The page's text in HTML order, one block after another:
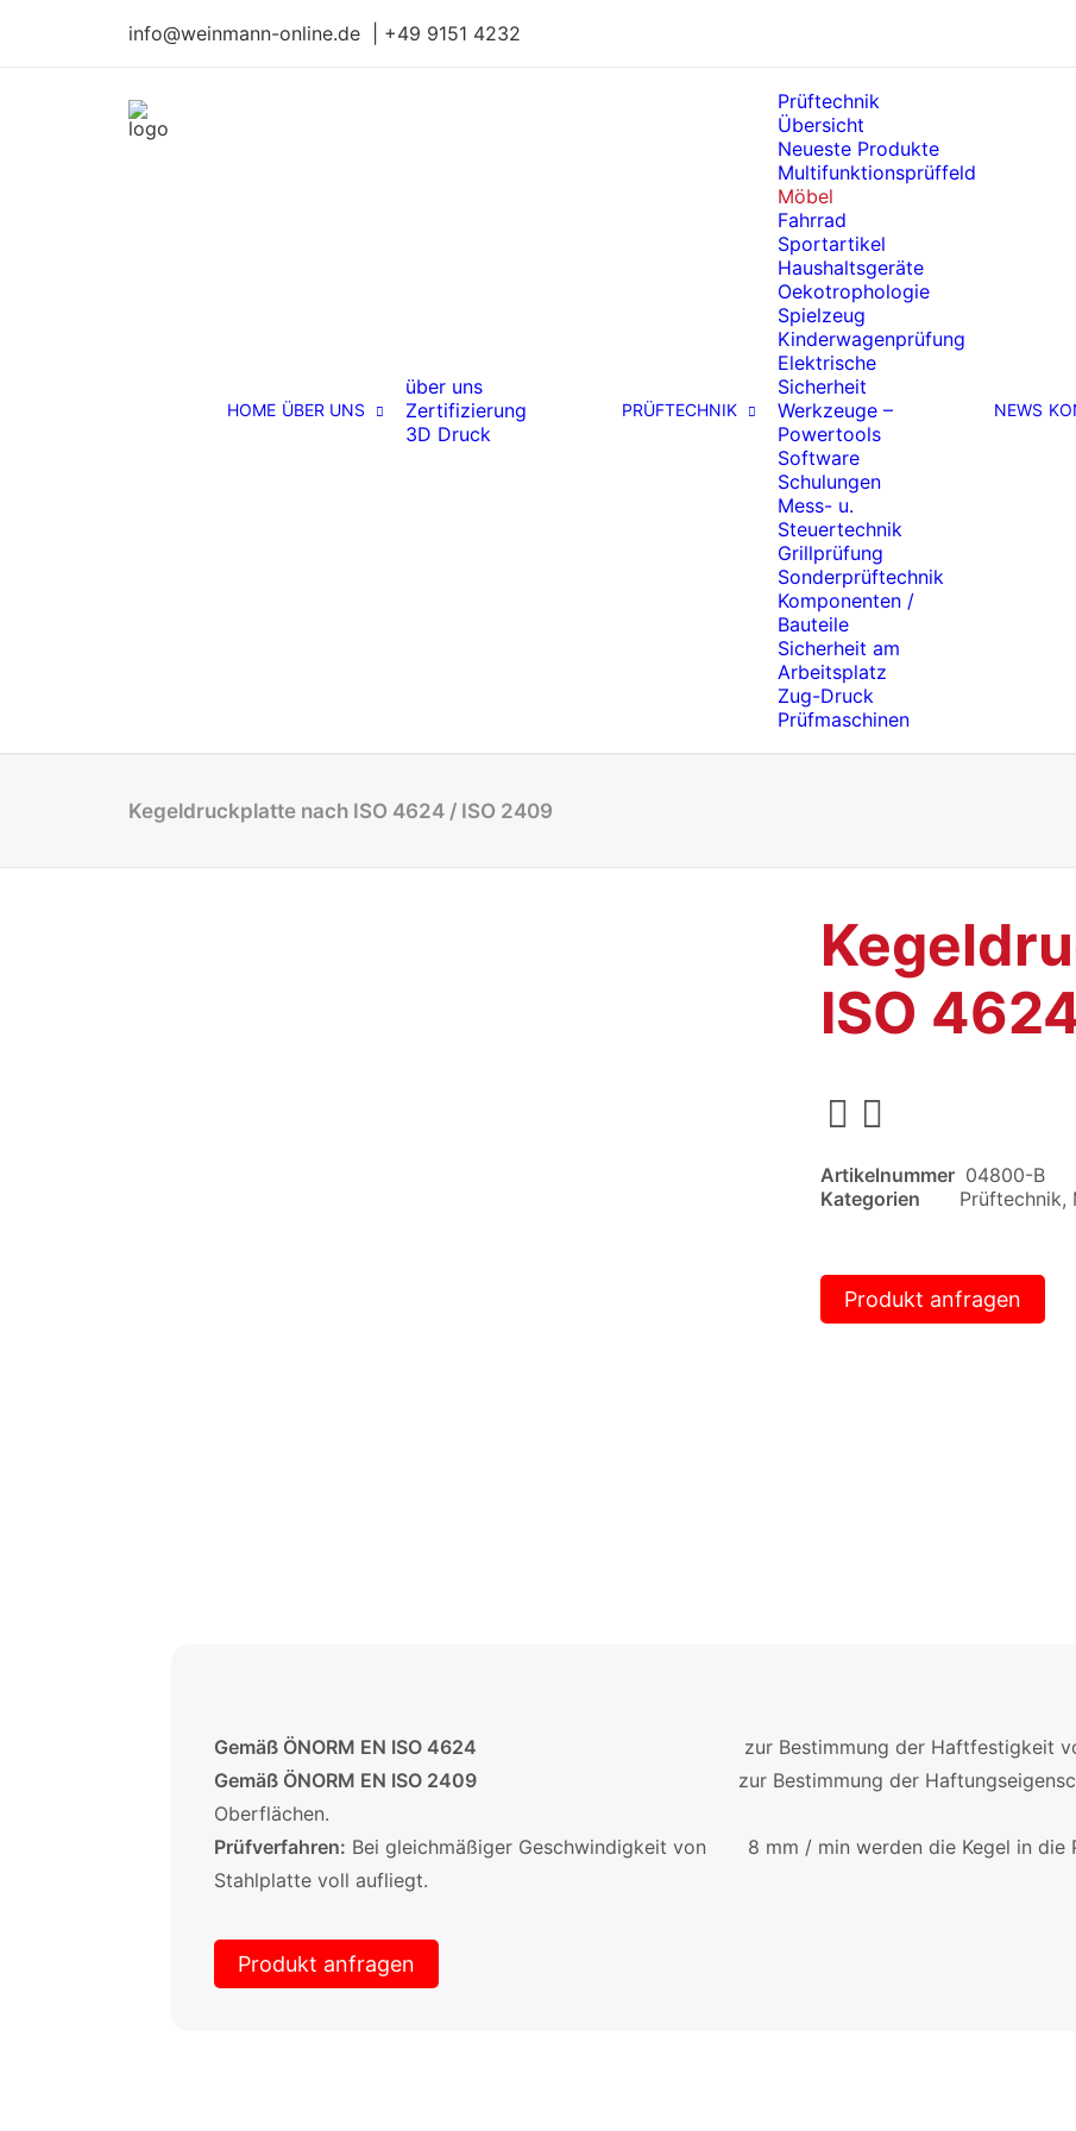
info@weinmann-online.de | +49 9151 4232
HOME ÜBER UNS
über uns
Zertifizierung
3D Druck
PRÜFTECHNIK
Prüftechnik
Übersicht
Neueste Produkte
Multifunktionsprüffeld
Möbel
Fahrrad
Sportartikel
Haushaltsgeräte
Oekotrophologie
Spielzeug
Kinderwagenprüfung
Elektrische
Sicherheit
Werkzeuge –
Powertools
Software
Schulungen
Mess- u.
Steuertechnik
Grillprüfung
Sonderprüftechnik
Komponenten /
Bauteile
Sicherheit am
Arbeitsplatz
Zug-Druck
Prüfmaschinen
NEWS
Kegeldruckplatte nach ISO 4624 / ISO 2409
ISO
Artikelnummer 04800-B
Kategorien
Prüftechnik,
Produkt anfragen
Gemäß ÖNORM EN ISO 4624 zur Bestimmung der Haftfestigkeit von
Gemäß ÖNORM EN ISO 2409 zur Bestimmung der Haftungseigenschaft
Oberflächen.
Prüfverfahren: Bei gleichmäßiger Geschwindigkeit von 8 mm / min werden die Kegel in die
Stahlplatte voll aufliegt.
Produkt anfragen